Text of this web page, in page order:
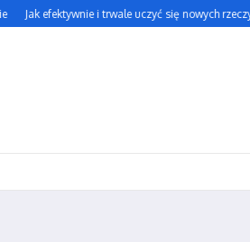
Jak efektywnie i trwale uczyć się nowych rzeczy?